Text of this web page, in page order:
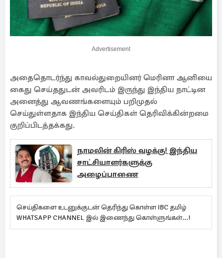
Advertisement
அதைதொடர்ந்து காவல்துறையினர் மெரினா ஆனியை
கைது செய்ததுடன் அவரிடம் இருந்து இந்திய நாட்டின
அனைத்து ஆவணங்களையும் பறிமுதல்
செய்துள்ளதாக இந்திய செய்திகள் தெரிவிக்கின்றமை
குறிப்பிடத்தக்கது.
நாமலின் கிரிஸ் வழக்கு! இந்திய
சாட்சியாளர்களுக்கு
அழைப்பாணை
செய்திகளை உடனுக்குடன் தெரிந்து கொள்ள IBC தமிழ்
WHATSAPP CHANNEL இல் இணைந்து கொள்ளுங்கள்...!